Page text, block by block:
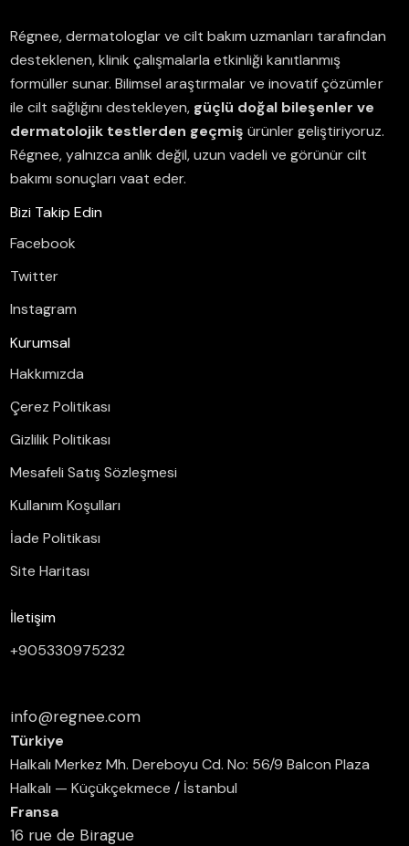
Régnee, dermatologlar ve cilt bakım uzmanları tarafından
desteklenen, klinik çalışmalarla etkinliği kanıtlanmış
formüller sunar.Bilimsel araştırmalar ve inovatif çözümler
ile cilt sağlığını destekleyen, güçlü doğal bileşenler ve
dermatolojik testlerden geçmiş ürünler geliştiriyoruz.
Régnee, yalnızca anlık değil, uzun vadeli ve görünür cilt
bakımı sonuçları vaat eder.
Bizi Takip Edin
Facebook
Twitter
Instagram
Kurumsal
Hakkımızda
Çerez Politikası
Gizlilik Politikası
Mesafeli Satış Sözleşmesi
Kullanım Koşulları
İade Politikası
Site Haritası
İletişim
+905330975232
info@regnee.com
Türkiye
Halkalı Merkez Mh. Dereboyu Cd. No: 56/9 Balcon Plaza
Halkalı — Küçükçekmece / İstanbul
Fransa
16 rue de Birague